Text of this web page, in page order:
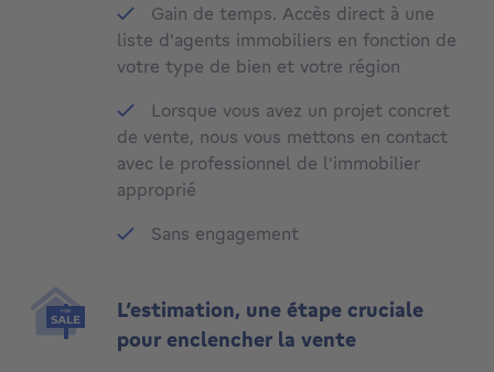
Gain de temps. Accès direct à une
liste d'agents immobiliers en fonction de
votre type de bien et votre région
Lorsque vous avez un projet concret
de vente, nous vous mettons en contact
avec le professionnel de l'immobilier
approprié
Sans engagement
L’estimation, une étape cruciale
pour enclencher la vente